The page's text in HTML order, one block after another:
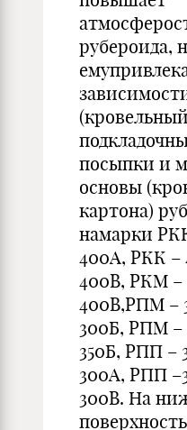
рубероида,
посыпки и
основы
картона)
намарки
400А, РКК –
400В, РКМ –
400В,РПМ –
300Б, РПМ
350Б, РПП –
300А, РПП
300В. На